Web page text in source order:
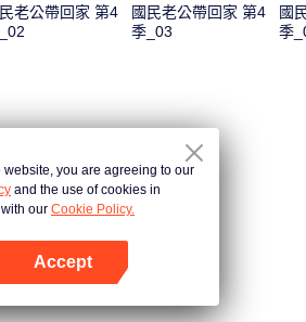
老公帶回家 第4
國民老公帶回家 第4
季_03
國
季
民老公帶回家 第1季
民老公帶回家 第3季
website, you are agreeing to our
and the use of cookies in
our Cookie Policy.
Accept